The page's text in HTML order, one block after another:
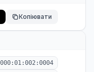
Копіювати